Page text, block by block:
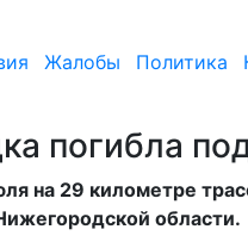
Жалобы Политика
погибла
на 29 километре
области.